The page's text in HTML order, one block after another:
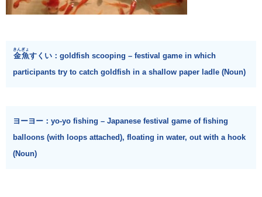
金魚
きんぎょ
すくい：goldfish scooping – festival game in which
participants try to catch goldfish in a shallow paper ladle (Noun)
ヨーヨー：yo-yo fishing – Japanese festival game of fishing
balloons (with loops attached), floating in water, out with a hook
(Noun)